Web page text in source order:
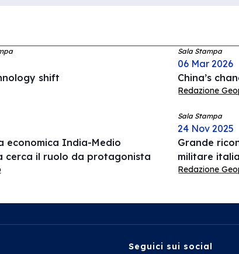
shift
Sala Stampa
06 Mar 2026
China’s
Redazione
economica India-Medio
cerca il ruolo da protagonista
Sala Stampa
24 Nov 2025
Grande
militare
Redazione
Seguici sui social